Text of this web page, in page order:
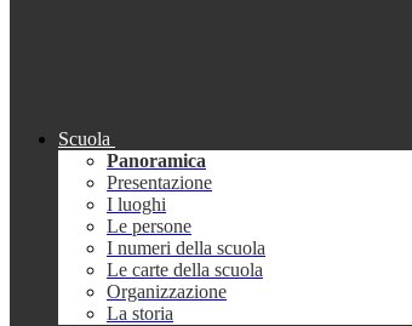
Scuola
Panoramica
Presentazione
I luoghi
Le persone
I numeri della scuola
Le carte della scuola
Organizzazione
La storia